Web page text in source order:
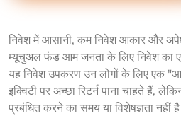
निवेश में आसानी, कम निवेश आकार और
म्यूचुअल फंड आम जनता के लिए निवेश का
यह निवेश उपकरण उन लोगों के लिए एक
इक्विटी पर अच्छा रिटर्न पाना चाहते हैं,
प्रबंधित करने का समय या विशेषज्ञता नहीं